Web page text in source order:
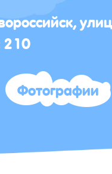
Фотографии